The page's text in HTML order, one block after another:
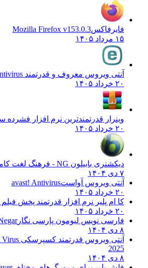
فایرفاکسMozilla Firefox v153.0.3
۱۵ مرداد ۱۴۰۵
آنتی ویروس معروف و قدرتمند NOD32
۲۰ خرداد ۱۴۰۵
وینرار قدرتمندترین نرم افزار فشرده
۲۰ خرداد ۱۴۰۵
دیکشنری بابیلون NG - فرهنگ لغت کامپیوتر
۷ دی ۱۴۰۴
آنتی ویروس آواستavast! Antivirus
۲۰ خرداد ۱۴۰۵
کا ام پلیر نرم افزار قدرتمند پخش
۲۰ خرداد ۱۴۰۵
فارسی نویس لیومون پارسی نگار
۸ دی ۱۴۰۴
آنتی ویروس قدرتمند کسپرسکی 2025 Virus
2025
۸ دی ۱۴۰۴